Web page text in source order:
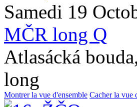
Samedi 19
MČR long Q
Atlasácká
long
Montrer la vue d'ensemble Cacher la vue